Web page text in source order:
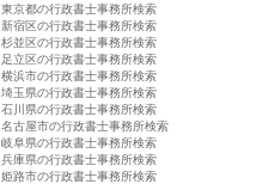
東京都の行政書士事務所検索
新宿区の行政書士事務所検索
杉並区の行政書士事務所検索
足立区の行政書士事務所検索
横浜市の行政書士事務所検索
埼玉県の行政書士事務所検索
石川県の行政書士事務所検索
名古屋市の行政書士事務所検索
岐阜県の行政書士事務所検索
兵庫県の行政書士事務所検索
姫路市の行政書士事務所検索